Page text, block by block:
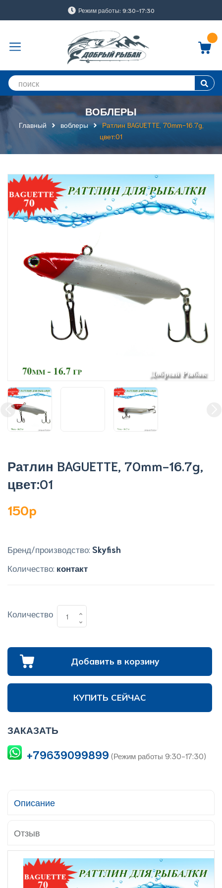
Режим работы: 9:30-17:30
ВОБЛЕРЫ
Главный воблеры
Ратлин BAGUETTE, 70mm-16.7g,
цвет:01
Ратлин BAGUETTE, 70mm-16.7g,
цвет:01
150p
Бренд/производство: Skyfish
Количество: контакт
Количество
Добавить в корзину
КУПИТЬ СЕЙЧАС
ЗАКАЗАТЬ
+79639099899 (Режим работы 9:30-17:30)
Описание
Отзыв